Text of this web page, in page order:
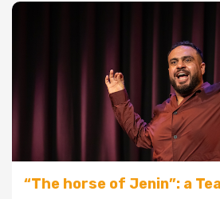
“The horse of Jenin”: a